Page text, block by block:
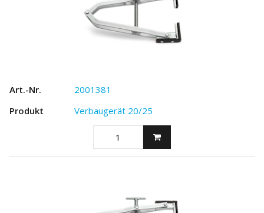
2001381
Verbaugerät 20/25